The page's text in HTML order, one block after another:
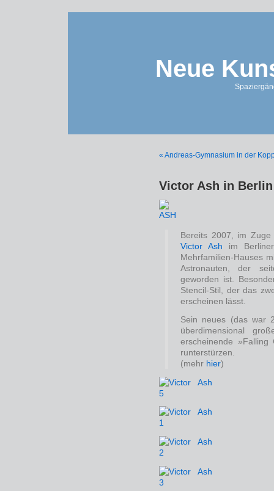
Neue
« Andreas-Gymnasium in der
Victor Ash in Berlin
Bereits 2007, im
Victor Ash im
Mehrfamilien-Hauses
Astronauten, der
geworden ist.
Stencil-Stil, der das
erscheinen lässt.
Sein neues (das war
überdimensional
erscheinende
runterstürzen.
(mehr hier)